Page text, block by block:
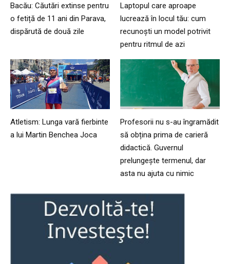
Bacău: Căutări extinse pentru
o fetiță de 11 ani din Parava,
dispărută de două zile
Laptopul care aproape
lucrează în locul tău: cum
recunoști un model potrivit
pentru ritmul de azi
Atletism: Lunga vară fierbinte
a lui Martin Benchea Joca
Profesorii nu s-au îngramădit
să obțina prima de carieră
didactică. Guvernul
prelungește termenul, dar
asta nu ajuta cu nimic